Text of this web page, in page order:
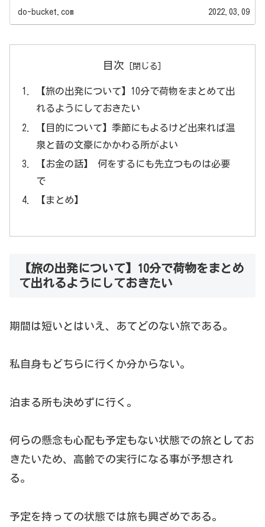
do-bucket.com 2022.03.09
目次
【旅の出発について】10分で荷物をまとめて出
れるようにしておきたい
【目的について】季節にもよるけど出来れば温
泉と昔の文豪にかかわる所がよい
【お金の話】 何をするにも先立つものは必要
で
【まとめ】
【旅の出発について】10分で荷物をまとめ
て出れるようにしておきたい
期間は短いとはいえ、あてどのない旅である。
私自身もどちらに行くか分からない。
泊まる所も決めずに行く。
何らの懸念も心配も予定もない状態での旅としてお
きたいため、高齢での実行になる事が予想され
る。
予定を持っての状態では旅も興ざめである。